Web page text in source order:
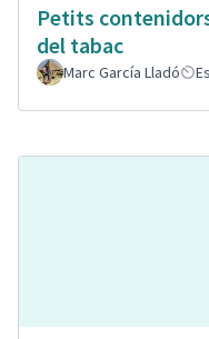
Petits
del tabac
Marc García Lladó